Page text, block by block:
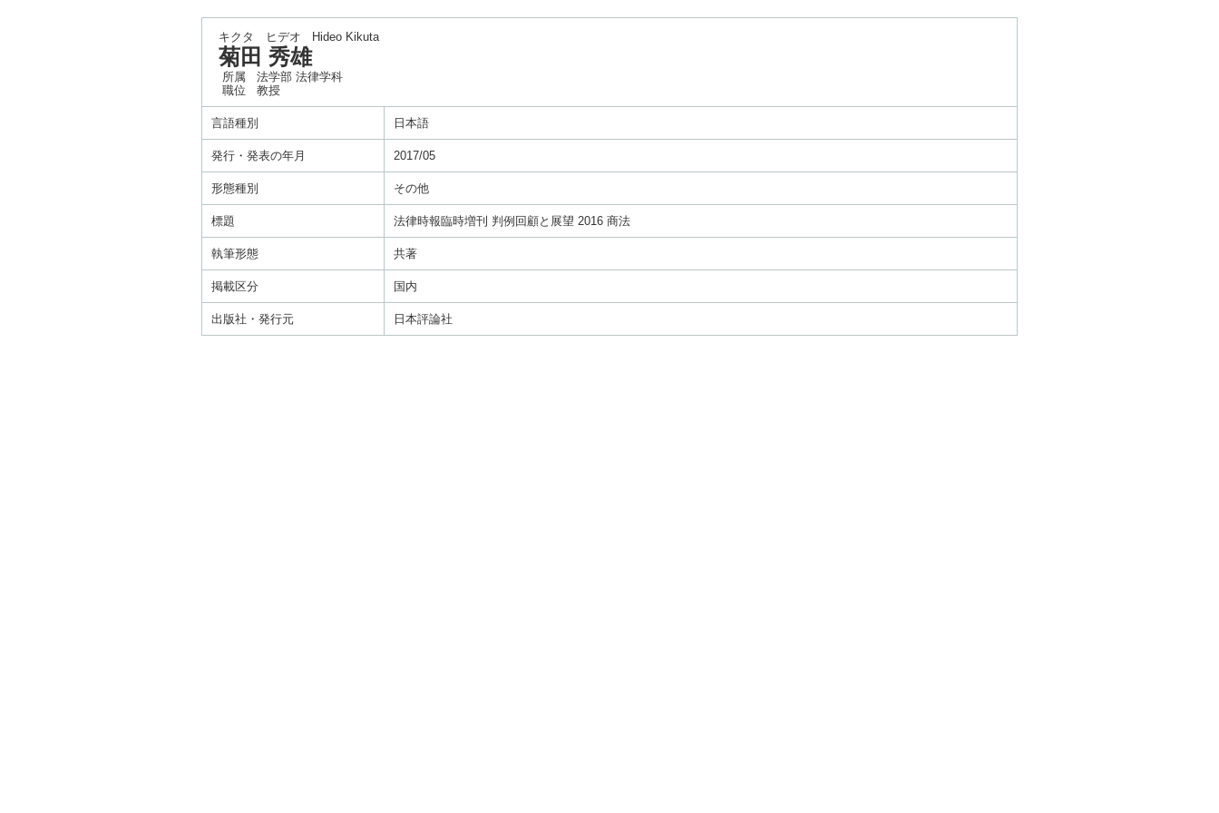
キクタ ヒデオ Hideo Kikuta
菊田 秀雄
所属
法学部 法律学科
職位
教授
言語種別 日本語
発行・発表の年月 2017/05
形態種別 その他
標題 法律時報臨時増刊 判例回顧と展望 2016 商法
執筆形態 共著
掲載区分 国内
出版社・発行元 日本評論社